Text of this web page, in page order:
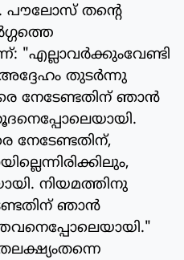
പൗലോസ് തന്റെ
"എല്ലാവര്‍ക്കുംവേണ്ടി
അദ്ദേഹം തുടര്‍ന്നു
നേടേണ്ടതിന് ഞാന്‍
നേടേണ്ടതിന്,
നിയമത്തിനു
ഞാന്‍